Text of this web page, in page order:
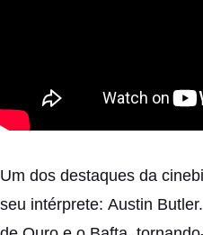
Um dos destaques da
seu intérprete: Austin Butler